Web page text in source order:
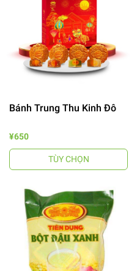
Bánh Trung Thu Kinh Đô
¥650
TÙY CHỌN